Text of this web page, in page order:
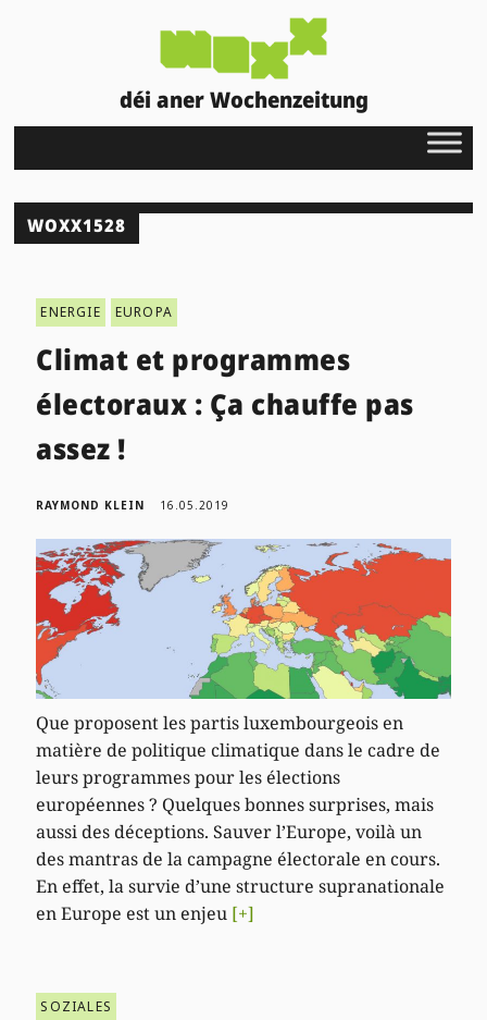
déi aner Wochenzeitung
WOXX1528
ENERGIE EUROPA
Climat et programmes
électoraux : Ça chauffe pas
assez !
RAYMOND KLEIN 16.05.2019
Que proposent les partis luxembourgeois en
matière de politique climatique dans le cadre de
leurs programmes pour les élections
européennes ? Quelques bonnes surprises, mais
aussi des déceptions. Sauver l’Europe, voilà un
des mantras de la campagne électorale en cours.
En effet, la survie d’une structure supranationale
en Europe est un enjeu [+]
SOZIALES